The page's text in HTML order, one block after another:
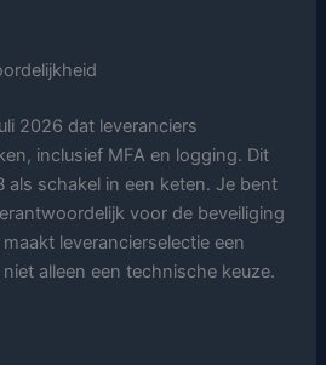
2026 dat leveranciers
inclusief MFA en logging. Dit
als schakel in een keten. Je bent
voor de beveiliging
leverancierselectie een
alleen een technische keuze.